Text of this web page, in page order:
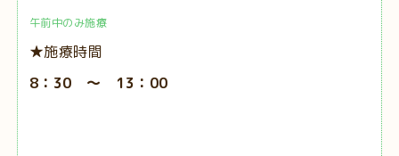
午前中のみ施療
★施療時間
8：30 ～ 13：00